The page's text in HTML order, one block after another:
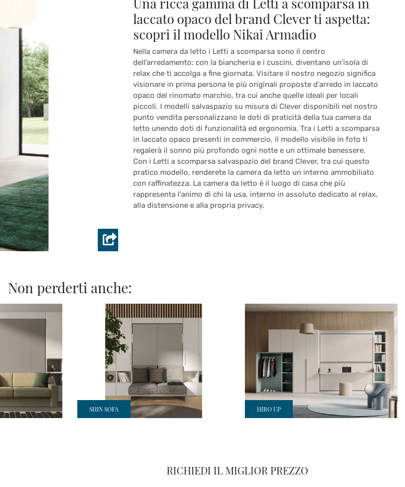
laccato opaco del brand Clever ti aspetta:
scopri il modello Nikai Armadio
Nella camera da letto i Letti a scomparsa sono il centro
dell’arredamento: con la biancheria e i cuscini, diventano un’isola di
relax che ti accolga a fine giornata. Visitare il nostro negozio significa
visionare in prima persona le più originali proposte d'arredo in laccato
opaco del rinomato marchio, tra cui anche quelle ideali per locali
piccoli. I modelli salvaspazio su misura di Clever disponibili nel nostro
punto vendita personalizzano le doti di praticità della tua camera da
letto unendo doti di funzionalità ed ergonomia. Tra i Letti a scomparsa
in laccato opaco presenti in commercio, il modello visibile in foto ti
regalerà il sonno più profondo ogni notte e un ottimale benessere.
Con i Letti a scomparsa salvaspazio del brand Clever, tra cui questo
pratico modello, renderete la camera da letto un interno ammobiliato
con raffinatezza. La camera da letto è il luogo di casa che più
rappresenta l'animo di chi la usa, interno in assoluto dedicato al relax,
alla distensione e alla propria privacy.
Non perderti anche:
SHIN SOFA HIRO UP
RICHIEDI IL MIGLIOR PREZZO